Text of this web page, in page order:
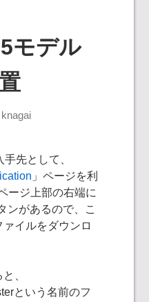
モデル
knagai
先として、
」ページを利
ージ上部の右端に
ンがあるので、こ
イルをダウンロ
、
という名前のフ